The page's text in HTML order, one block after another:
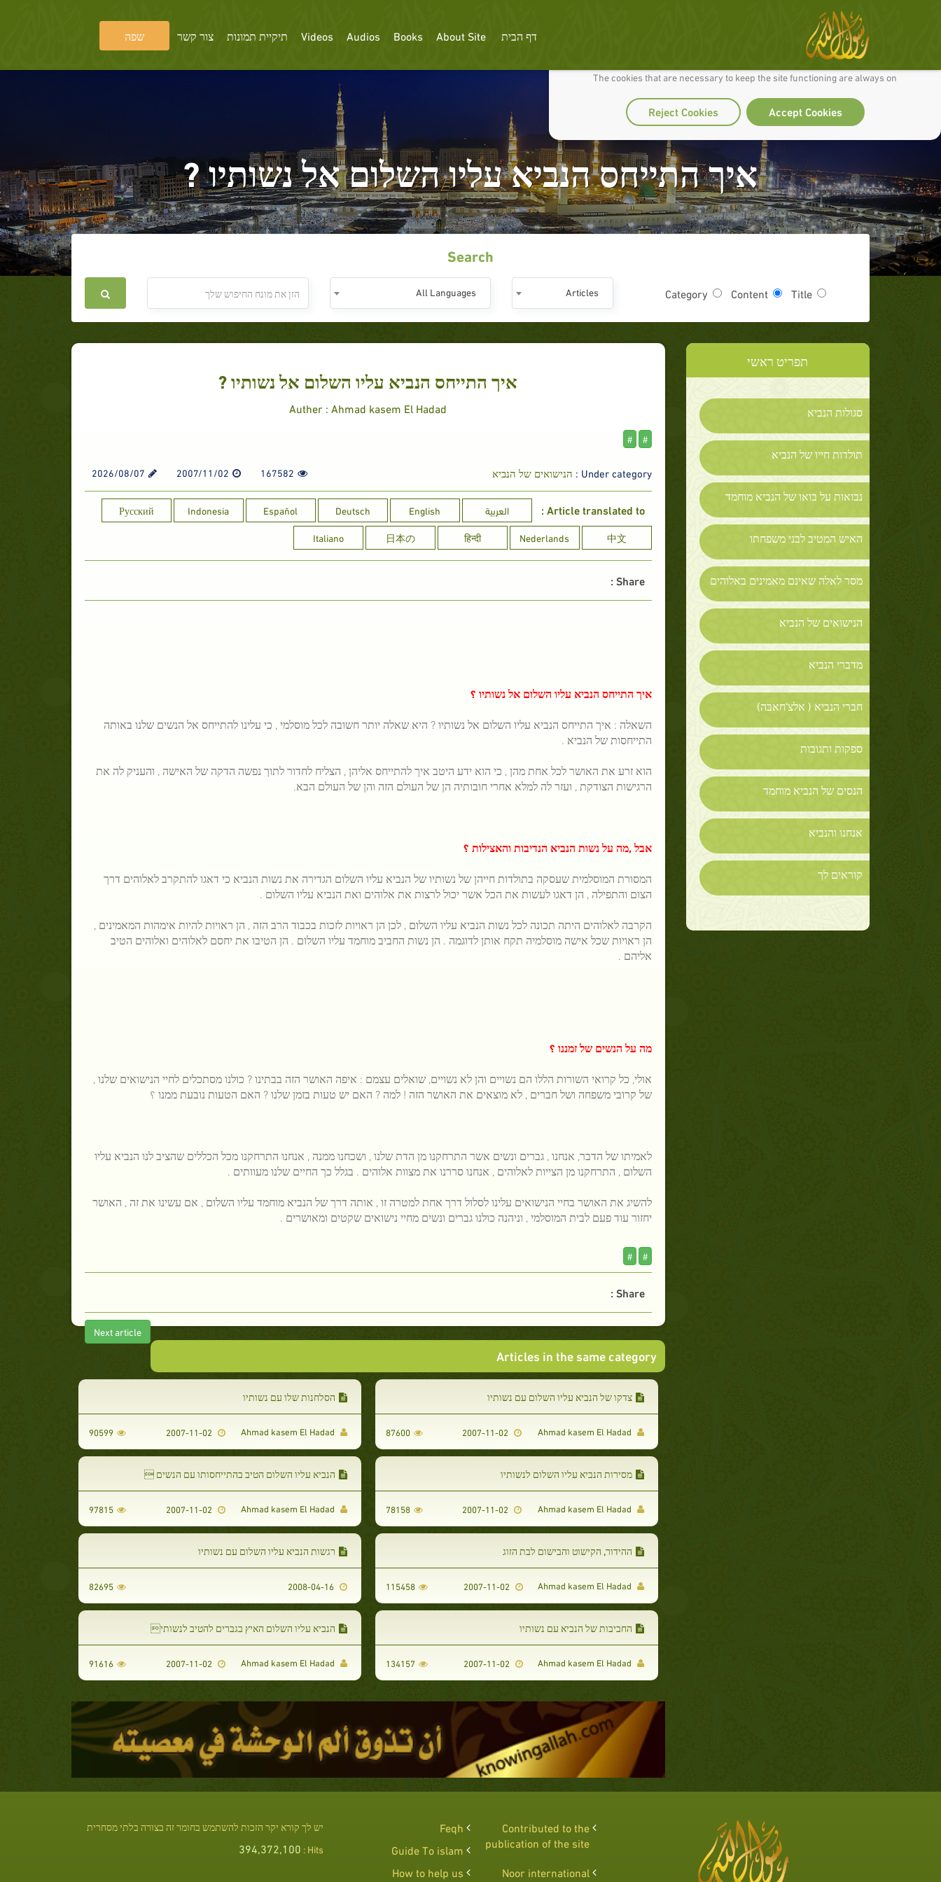
We use cookies to make our site work well for you and so we can continually improve it.
The cookies that are necessary to keep the site functioning are always on
Accept Cookies
Reject Cookies
דף הבית About Site
Books
Audios
Videos תיקיית תמונות צור קשר שפה
איך התייחס הנביא עליו השלום אל נשותיו ?
Search
Title
Content
Category
Articles
All Languages
תפריט ראשי
סגולות הנביא
תולדות חייו של הנביא
נבואות על בואו של הנביא מוחמד
האיש המטיב לבני משפחתו
מסר לאלה שאינם מאמינים באלוהים
הנישואים של הנביא
מדברי הנביא
חברי הנביא ( אלצ'חאבּה)
ספקות ותגובות
הנסים של הנביא מוחמד
אנחנו והנביא
קוראים לך
איך התייחס הנביא עליו השלום אל נשותיו ?
Auther : Ahmad kasem El Hadad
#
#
Under category : הנישואים של הנביא 167582
2007/11/02
2026/08/07
Article translated to : العربية English
Deutsch
Español
Indonesia
Русский
中文
Nederlands
हिन्दी
日本の
Italiano
Share :
איך התייחס הנביא עליו השלום אל נשותיו ؟
השאלה : איך התייחס הנביא עליו השלום אל נשותיו ? היא שאלה יותר חשובה לכל מוסלמי , כי עלינו להתייחס אל הנשים שלנו באותה
התייחסות של הנביא .
הואזרע את האושר לכל אחת מהן , כי הוא ידע היטב איך להתייחס אליהן , הצליח לחדור לתוך נפשה הדקה של האישה , והעניק לה את
הרגישות הצודקת , ועזר לה למלא אחרי חובותיה הן של העולם הזה והן של העולם הבא.
אבל ,מה על נשות הנביא הנדיבות והאצילות ؟
המסורת המוסלמית שעסקה בתולדות חייהן של נשותיו של הנביא עליו השלום הגדירה את נשות הנביא כי דאגו להתקרב לאלוהים דרך
הצום והתפילה , הן דאגו לעשות את הכל אשר יכול לרצות את אלוהים ואת הנביא עליו השלום .
הקרבהלאלוהים היתה תכונה לכל נשות הנביא עליו השלום , לכן הן ראויות לזכות בכבוד הרב הזה , הן ראויות להיות אימהות המאמינים ,
הן ראויות שכל אישה מוסלמיה תקח אותן לדוגמה . הן נשות החביב מוחמד עליו השלום . הן הטיבו את יחסם לאלוהים ואלוהים הטיב
אליהם .
מה על הנשים של זמננו ؟
אולי, כל קרואי השורות הללו הם נשויים והן לא נשויים, שואלים עצמם : איפה האושר הזה בבתינו ? כולנו מסתכלים לחיי הנישואים שלנו ,
של קרובי משפחה ושל חברים , לא מוצאים את האושר הזה ! למה ? האם יש טעות בזמן שלנו ? האם הטעות נובעת ממנו ؟
לאמיתו של הדבר, אנחנו , גברים ונשים אשר התרחקנו מן הדת שלנו , ושכחנו ממנה , אנחנו התרחקנו מכל הכללים שהציב לנו הנביא עליו
השלום , התרחקנו מן הצייות לאלוהים , אנחנו סררנו את מצוות אלוהים . בגלל כך החיים שלנו מעוותים .
להשיג את האושר בחיי הנישואים עלינו לסלול דרך אחת למטרה זו , אותה דרך של הנביא מוחמד עליו השלום , אם עשינו את זה , האושר
יחזור עוד פעם לבית המוסלמי , וניהנה כולנו גברים ונשים מחיי נישואים שקטים ומאושרים .
#
#
Share :
Next article
Articles in the same category
צדקו של הנביא עליו השלום עם נשותיו
87600
הסלחנות שלו עם נשותיו
90599
מסירות הנביא עליו השלום לנשותיו
78158
הנביא עליו השלום הטיב בהתייחסותו עם הנשים 
97815
ההידור, הקישוט והבישום לבת הזוג
115458
רגשות הנביא עליו השלום עם נשותיו
2008-04-16
82695
החביבות של הנביא עם נשותיו
134157
הנביא עליו השלום האיץ בגברים להטיב לנשותי
91616
Contributed to the
publication of the site
Feqh
Guide To islam
Noor international
How to help us
יש לך קורא יקר הזכות להשתמש בחומר זה בצורה בלתי מסחרית
Hits :
394,372,100